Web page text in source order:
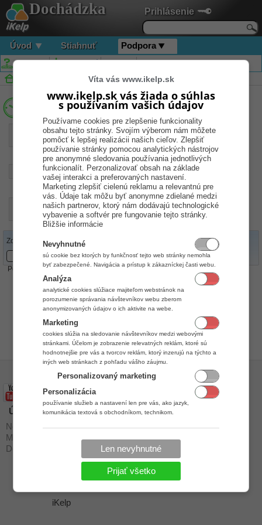
Prihlásenie
Dochádzka
Úvod Stiahnuť
Podpora
Návody
Stiahnuť Kontakt Ochrana osobných údajov
Návody
Dochádzka
Evidencia
dochádzky
Evidencia
zamestnancov
Nastavenia
Nástroje,
Import/Export
Registrácia
Snímania
SolveAtt
(Automatické
spracovanie)
Spracovanie
dochádzky
Zoradiť podľa:
Počet položiek:0
Úvod
Novinky a zmeny
Moduly
Dochádzkové terminály
Stiahnuť
Podpora
Návody
Stiahnuť
Kontakt
Ochrana osobných údajov
iKelp
Víta vás www.ikelp.sk
www.ikelp.sk vás žiada o súhlas
s používaním vašich údajov
Používame cookies pre zlepšenie funkcionality
obsahu tejto stránky. Svojím výberom nám môžete
pomôcť k lepšej realizácii našich cieľov. Zlepšiť
používanie stránky pomocou analytických nástrojov
pre anonymné sledovania používania jednotlivých
funkcionalít. Perzonalizovať obsah na základe
vašej interakci a preferovaných nastavení.
Marketing zlepšiť cielenú reklamu a relevantnú pre
vás. Údaje tak môžu byť anonymne zdielané medzi
našich partnerov, ktorý nám dodávajú technologické
vybavenie a softvér pre fungovanie tejto stránky.
Bližšie informácie
Nevyhnutné
sú cookie bez ktorých by funkčnosť tejto web stránky nemohla
byť zabezpečené. Navigácia a prístup k zákazníckej časti webu.
Analýza
analytické cookies slúžiace majiteľom webstránok na
porozumenie správania návštevníkov webu zberom
anonymizovaných údajov o ich aktivite na webe.
Marketing
cookies slúžia na sledovanie návštevníkov medzi webovými
stránkami. Účelom je zobrazenie relevatných reklám, ktoré sú
hodnotnejšie pre vás a tvorcov reklám, ktorý inzerujú na týchto a
iných web stránkach z pohľadu vášho záujmu.
Personalizovaný marketing
Personalizácia
používanie služieb a nastavení len pre vás, ako jazyk,
komunikácia textová s obchodníkom, technikom.
Len nevyhnutné
Prijať všetko